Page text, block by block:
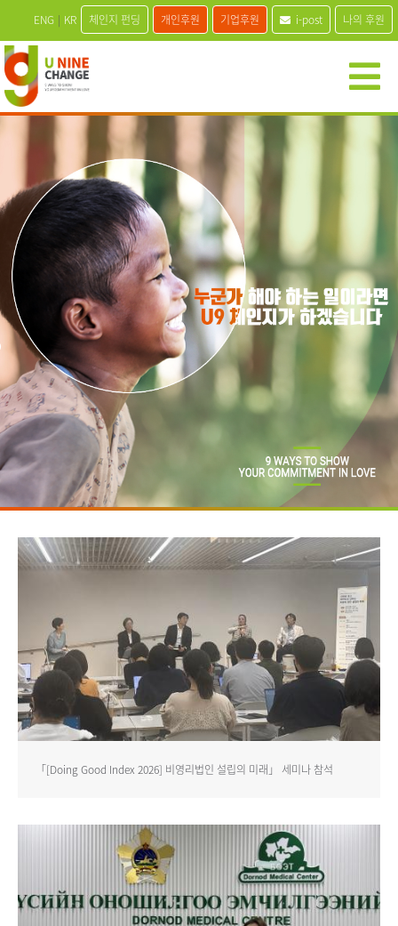
ENG | KR 체인지 펀딩 개인후원 기업후원 i-post 나의 후원
「[Doing Good Index 2026] 비영리법인 설립의 미래」 세미나 참석